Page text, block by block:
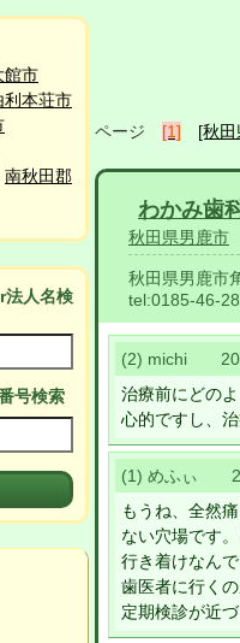
館市
利本荘市
南秋田郡
法人名検
号検索
ページ [1] [秋
わかみ歯
秋田県男鹿市
秋田県男鹿市
tel:0185-46-
(2) michi
治療前にどの
心的ですし、
(1) めふぃ
もうね、全然
ない穴場です
行き着けなんで
歯医者に行く
定期検診が近